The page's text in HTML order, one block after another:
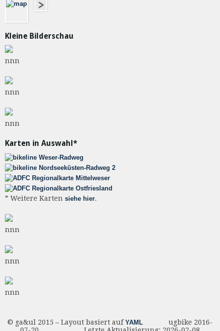
Kleine Bilderschau
nnn
nnn
nnn
Karten in Auswahl*
* Weitere Karten siehe hier.
nnn
nnn
nnn
© ga&ul 2015 – Layout basiert auf YAML ugbike 2016-